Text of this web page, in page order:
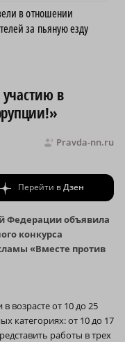
в отношении
за пьяную езду
в
Pravda-nn.ru
Перейти вДзен
Федерации объявила
конкурса
«Вместе против
возрасте от 10 до 25
категориях: от 10 до 17
работы в трех